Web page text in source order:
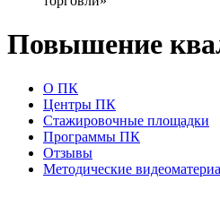
Повышение
О ПК
Центры ПК
Стажировочные площадки
Программы ПК
Отзывы
Методические